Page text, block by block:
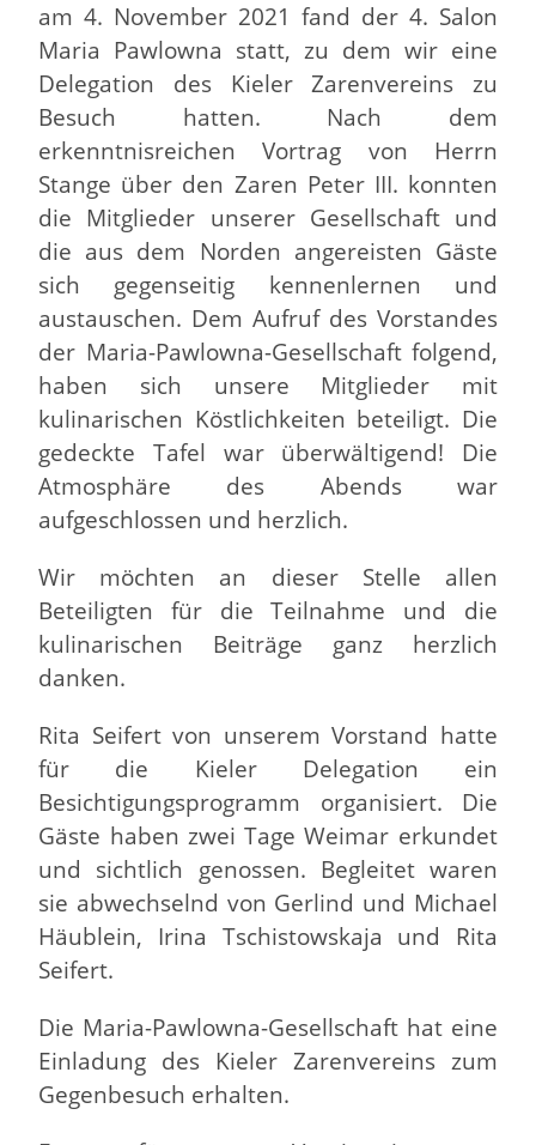
am 4. November 2021 fand der 4. Salon
Maria Pawlowna statt, zu dem wir eine
Delegation des Kieler Zarenvereins zu
Besuch hatten. Nach dem
erkenntnisreichen Vortrag von Herrn
Stange über den Zaren Peter III. konnten
die Mitglieder unserer Gesellschaft und
die aus dem Norden angereisten Gäste
sich gegenseitig kennenlernen und
austauschen. Dem Aufruf des Vorstandes
der Maria-Pawlowna-Gesellschaft folgend,
haben sich unsere Mitglieder mit
kulinarischen Köstlichkeiten beteiligt. Die
gedeckte Tafel war überwältigend! Die
Atmosphäre des Abends war
aufgeschlossen und herzlich.
Wir möchten an dieser Stelle allen
Beteiligten für die Teilnahme und die
kulinarischen Beiträge ganz herzlich
danken.
Rita Seifert von unserem Vorstand hatte
für die Kieler Delegation ein
Besichtigungsprogramm organisiert. Die
Gäste haben zwei Tage Weimar erkundet
und sichtlich genossen. Begleitet waren
sie abwechselnd von Gerlind und Michael
Häublein, Irina Tschistowskaja und Rita
Seifert.
Die Maria-Pawlowna-Gesellschaft hat eine
Einladung des Kieler Zarenvereins zum
Gegenbesuch erhalten.